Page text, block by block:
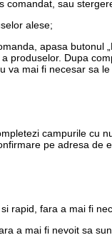
comandat, sau
alese;
apasa butonul
produselor. Dupa
va mai fi necesar sa
campurile cu
pe adresa de
rapid, fara a mai fi
a mai fi nevoit sa